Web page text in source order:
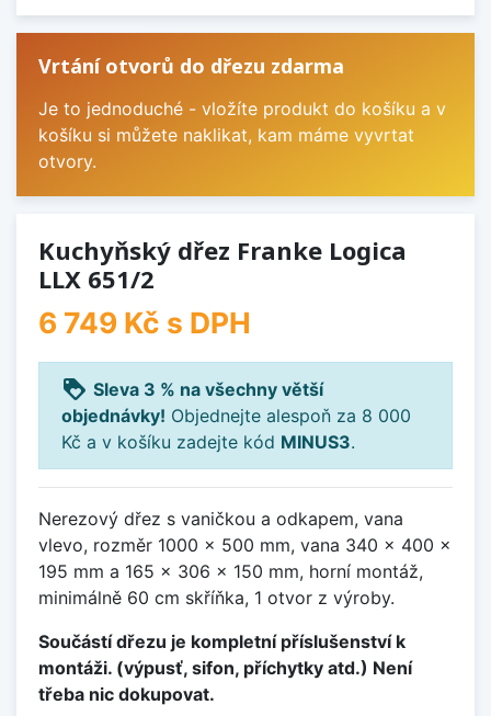
Vrtání otvorů do dřezu zdarma
Je to jednoduché - vložíte produkt do košíku a v
košíku si můžete naklikat, kam máme vyvrtat
otvory.
Kuchyňský dřez Franke Logica
LLX 651/2
6 749 Kč s DPH
loyalty Sleva 3 % na všechny větší
objednávky! Objednejte alespoň za 8 000
Kč a v košíku zadejte kód MINUS3.
Nerezový dřez s vaničkou a odkapem, vana
vlevo, rozměr 1000 x 500 mm, vana 340 x 400 x
195 mm a 165 x 306 x 150 mm, horní montáž,
minimálně 60 cm skříňka, 1 otvor z výroby.
Součástí dřezu je kompletní příslušenství k
montáži. (výpusť, sifon, příchytky atd.) Není
třeba nic dokupovat.